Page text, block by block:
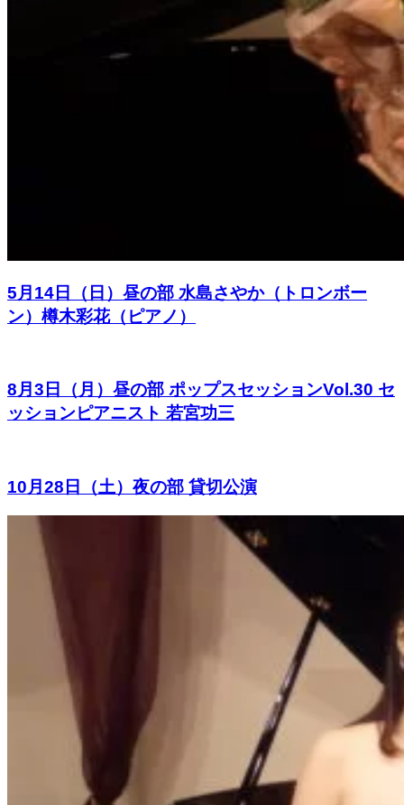
5月14日（日）昼の部 水島さやか（トロンボー
ン）樽木彩花（ピアノ）
8月3日（月）昼の部 ポップスセッションVol.30 セ
ッションピアニスト 若宮功三
10月28日（土）夜の部 貸切公演